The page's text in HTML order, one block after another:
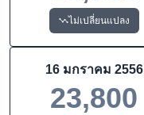
ไม่เปลี่ยนแปลง
16 มกราคม 2556
23,800